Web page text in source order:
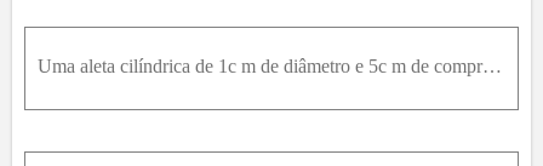
Uma aleta cilíndrica de 1c m de diâmetro e 5c m de comprimento, com perda de calor desprezível na ponta, tem eficácia de 15 . Considerando que a temperatura da base da aleta é 280 ℃ ℃, a temperatura a